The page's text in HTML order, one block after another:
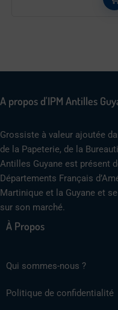
A propos d'IPM Antilles
Grossiste à valeur ajoutée
de la Papeterie, de la
Antilles Guyane est présent
Départements Français
Martinique et la Guyane et
sur son marché.
À Propos
Qui sommes-nous ?
Politique de confidentialité